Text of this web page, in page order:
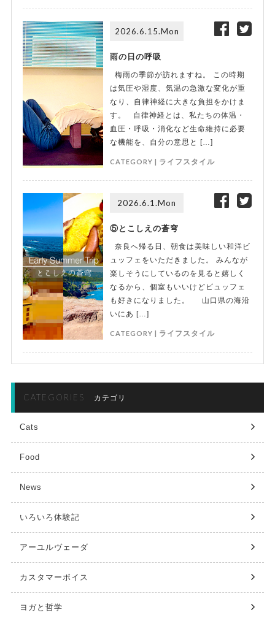
2026.6.15.Mon
雨の日の呼吸
梅雨の季節が訪れますね。 この時期
は気圧や湿度、気温の急激な変化が重
なり、自律神経に大きな負担をかけま
す。 自律神経とは、私たちの体温・
血圧・呼吸・消化など生命維持に必要
な機能を、自分の意思と […]
CATEGORY | ライフスタイル
2026.6.1.Mon
⑤とこしえの蒼穹
奈良へ帰る日、朝食は美味しい和洋ビ
ュッフェをいただきました。 みんなが
楽しそうにしているのを見ると嬉しく
なるから、個室もいいけどビュッフェ
も好きになりました。 山口県の海沿
いにあ […]
CATEGORY | ライフスタイル
CATEGORIES カテゴリ
Cats
Food
News
いろいろ体験記
アーユルヴェーダ
カスタマーボイス
ヨガと哲学